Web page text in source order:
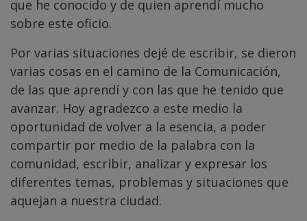
que he conocido y de quien aprendí mucho
sobre este oficio.
Por varias situaciones dejé de escribir, se dieron
varias cosas en el camino de la Comunicación,
de las que aprendí y con las que he tenido que
avanzar. Hoy agradezco a este medio la
oportunidad de volver a la esencia, a poder
compartir por medio de la palabra con la
comunidad, escribir, analizar y expresar los
diferentes temas, problemas y situaciones que
aquejan a nuestra ciudad.